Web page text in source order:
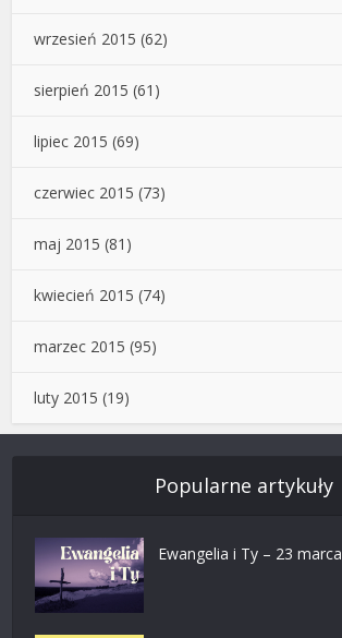
wrzesień 2015 (62)
sierpień 2015 (61)
lipiec 2015 (69)
czerwiec 2015 (73)
maj 2015 (81)
kwiecień 2015 (74)
marzec 2015 (95)
luty 2015 (19)
Popularne artykuły
Ewangelia i Ty – 23 marca